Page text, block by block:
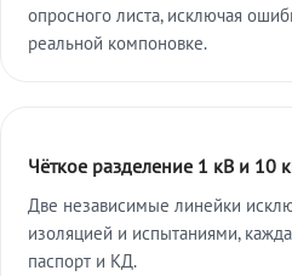
опросного листа, исключая
реальной компоновке.
Чёткое разделение 1 кВ и 10
Две независимые линейки
изоляцией и испытаниями,
паспорт и КД.